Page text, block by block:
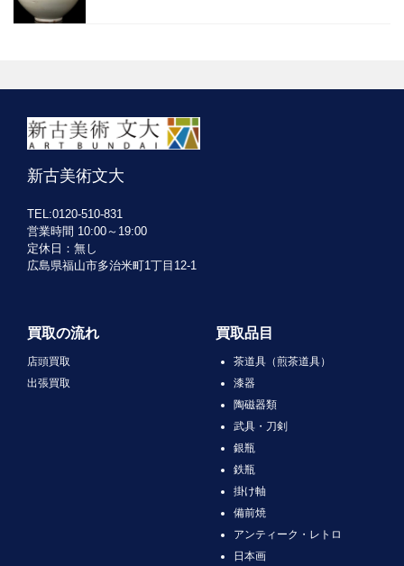
新古美術文大
TEL:0120-510-831
営業時間 10:00～19:00
定休日：無し
広島県福山市多治米町1丁目12-1
買取の流れ
店頭買取
出張買取
買取品目
茶道具（煎茶道具）
漆器
陶磁器類
武具・刀剣
銀瓶
鉄瓶
掛け軸
備前焼
アンティーク・レトロ
日本画